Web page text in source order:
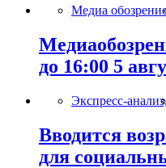
Медиа
до 16:00 5
Экспресс-
Вводится
для